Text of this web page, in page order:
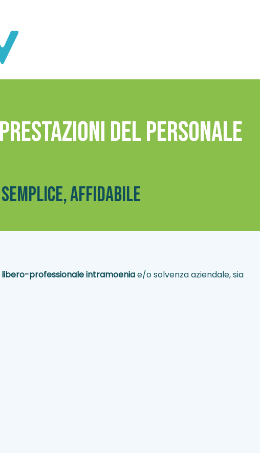
del personale
affidabile
professionale intramoeniae/o solvenza aziendale, sia